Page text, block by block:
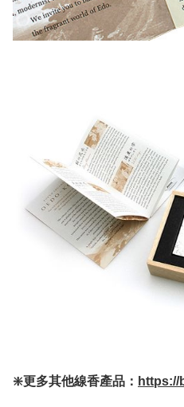
❇️更多其他線香產品： https://